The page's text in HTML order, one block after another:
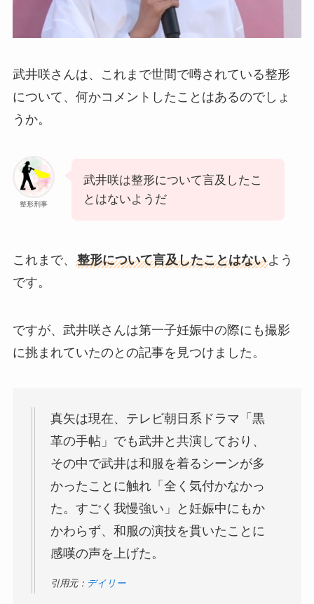
武井咲さんは、これまで世間で噂されている整形
について、何かコメントしたことはあるのでしょ
うか。
整形刑事
武井咲は整形について言及したこ
とはないようだ
これまで、 整形について言及したことはないよう
です。
ですが、武井咲さんは第一子妊娠中の際にも撮影
に挑まれていたのとの記事を見つけました。
真矢は現在、テレビ朝日系ドラマ「黒
革の手帖」でも武井と共演しており、
その中で武井は和服を着るシーンが多
かったことに触れ「全く気付かなかっ
た。すごく我慢強い」と妊娠中にもか
かわらず、和服の演技を貫いたことに
感嘆の声を上げた。
引用元： デイリー